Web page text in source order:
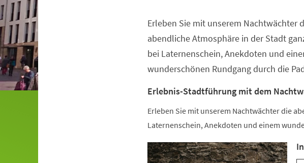
Erleben Sie mit unserem Nachtwächter
abendliche Atmosphäre in der Stadt
bei Laternenschein, Anekdoten und
wunderschönen Rundgang durch die
Erlebnis-Stadtführung mit dem
Erleben Sie mit unserem Nachtwächter die
Laternenschein, Anekdoten und einem